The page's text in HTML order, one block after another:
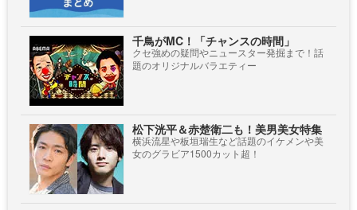
千鳥がMC！「チャンスの時間」
クセ強めの疑問やニュースター発掘まで！話
題のオリジナルバラエティー
松下洸平＆赤楚衛二も！美男美女特集
横浜流星や板垣瑞生など話題のイケメンや美
女のグラビア1500カット超！